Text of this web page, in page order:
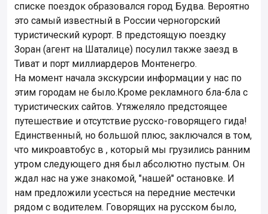
списке поездок образовался город Будва. Вероятно
это самый известный в России черногорский
туристический курорт. В предстоящую поездку
Зоран (агент на Шаталице) посулил также заезд в
Тиват и порт миллиардеров Монтенегро.
На момент начала экскурсии информации у нас по
этим городам не было.Кроме рекламного бла-бла с
туристических сайтов. Утяжеляло предстоящее
путешествие и отсутствие русско-говорящего гида!
Единственный, но большой плюс, заключался в том,
что микроавтобус в , который мы грузились ранним
утром следующего дня был абсолютно пустым. Он
ждал нас на уже знакомой, "нашей" остановке. И
нам предложили усесться на передние местечки
рядом с водителем. Говорящих на русском было,